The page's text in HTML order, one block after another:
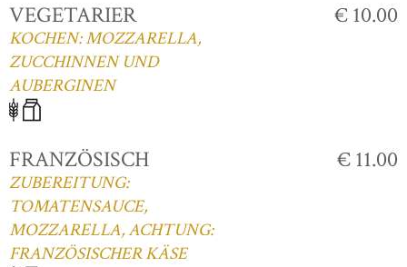
VEGETARIER
KOCHEN: MOZZARELLA,
ZUCCHINNEN UND
AUBERGINEN
€ 10.00
FRANZÖSISCH
ZUBEREITUNG:
TOMATENSAUCE,
MOZZARELLA, ACHTUNG:
FRANZÖSISCHER KÄSE
€ 11.00